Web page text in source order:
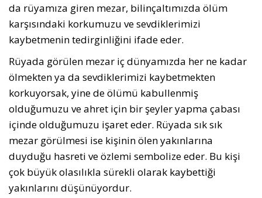
da rüyamıza giren mezar, bilinçaltımızda ölüm
karşısındaki korkumuzu ve sevdiklerimizi
kaybetmenin tedirginliğini ifade eder.
Rüyada görülen mezar iç dünyamızda her ne kadar
ölmekten ya da sevdiklerimizi kaybetmekten
korkuyorsak, yine de ölümü kabullenmiş
olduğumuzu ve ahret için bir şeyler yapma çabası
içinde olduğumuzu işaret eder. Rüyada sık sık
mezar görülmesi ise kişinin ölen yakınlarına
duyduğu hasreti ve özlemi sembolize eder. Bu kişi
çok büyük olasılıkla sürekli olarak kaybettiği
yakınlarını düşünüyordur.